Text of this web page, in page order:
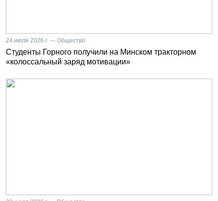
24 июля 2026 г. — Общество
Студенты Горного получили на Минском тракторном
«колоссальный заряд мотивации»